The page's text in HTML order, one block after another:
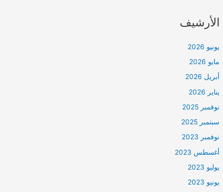
الأرشيف
يونيو 2026
مايو 2026
أبريل 2026
يناير 2026
نوفمبر 2025
سبتمبر 2025
نوفمبر 2023
أغسطس 2023
يوليو 2023
يونيو 2023